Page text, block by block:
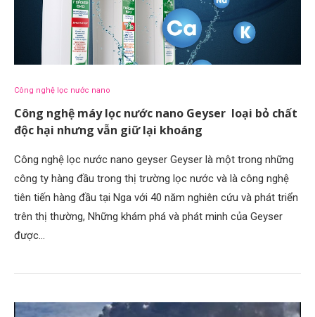
Công nghệ lọc nước nano
Công nghệ máy lọc nước nano Geyser loại bỏ chất
độc hại nhưng vẫn giữ lại khoáng
Công nghệ lọc nước nano geyser Geyser là một trong những
công ty hàng đầu trong thị trường lọc nước và là công nghệ
tiên tiến hàng đầu tại Nga với 40 năm nghiên cứu và phát triển
trên thị thường, Những khám phá và phát minh của Geyser
được…